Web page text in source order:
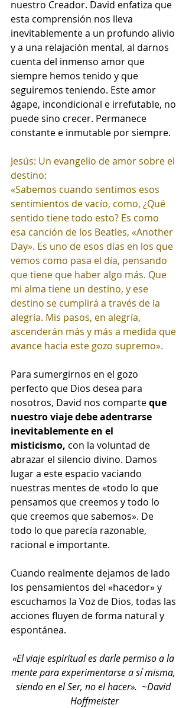
nuestro Creador. ﻿David enfatiza que
esta comprensión nos lleva
inevitablemente a un profundo alivio
y a una relajación mental, al darnos
cuenta del inmenso amor que
siempre hemos tenido y que
seguiremos teniendo. ﻿Este amor
ágape, incondicional e irrefutable, no
puede sino crecer. Permanece
constante e inmutable por siempre.
Jesús: Un evangelio de amor sobre el
destino:
﻿﻿«Sabemos cuando sentimos esos
sentimientos de vacío, como, ¿Qué
sentido tiene todo esto? Es como
esa canción de los Beatles, «Another
Day». Es uno de esos días en los que
vemos como pasa el día, pensando
que tiene que haber algo más. Que
mi alma tiene un destino, y ese
destino se cumplirá a través de la
alegría. Mis pasos, en alegría,
ascenderán más y más a medida que
avance hacia este gozo supremo».
Para sumergirnos en el gozo
perfecto que Dios desea para
nosotros, David nos comparte que
nuestro viaje debe adentrarse
inevitablemente en el
misticismo, con la voluntad de
abrazar el silencio divino. Damos
lugar a este espacio vaciando
nuestras mentes de «todo lo que
pensamos que creemos y todo lo
que creemos que sabemos». De
todo lo que parecía razonable,
racional e importante.
Cuando realmente dejamos de lado
los pensamientos del «hacedor» y
escuchamos la Voz de Dios, todas las
acciones fluyen de forma natural y
espontánea.
«El viaje espiritual es darle permiso a la
mente para experimentarse a sí misma,
siendo en el Ser, no el hacer».  ~David
Hoffmeister